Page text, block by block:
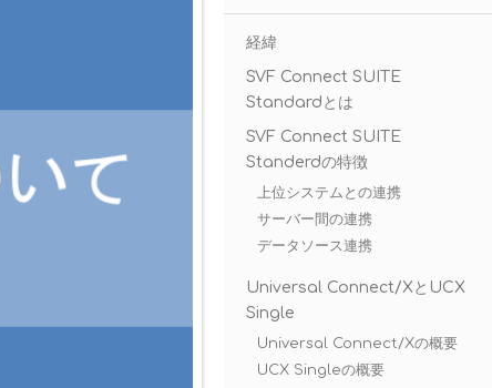
経緯
SVF Connect SUITE
Standardとは
SVF Connect SUITE
Standerdの特徴
上位システムとの連携
サーバー間の連携
データソース連携
Universal Connect/XとUCX
Single
Universal Connect/Xの概要
UCX Singleの概要